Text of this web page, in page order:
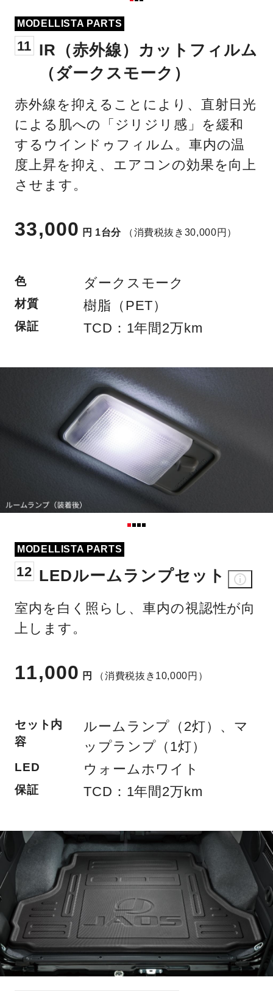
MODELLISTA PARTS
11 IR（赤外線）カットフィルム
（ダークスモーク）
赤外線を抑えることにより、直射日光
による肌への「ジリジリ感」を緩和
するウインドゥフィルム。車内の温
度上昇を抑え、エアコンの効果を向上
させます。
33,000 円 1台分 （消費税抜き30,000円）
色 ダークスモーク
材質 樹脂（PET）
保証 TCD：1年間2万km
MODELLISTA PARTS
12 LEDルームランプセット
室内を白く照らし、車内の視認性が向
上します。
11,000 円 （消費税抜き10,000円）
セット内
容
ルームランプ（2灯）、マ
ップランプ（1灯）
LED ウォームホワイト
保証 TCD：1年間2万km